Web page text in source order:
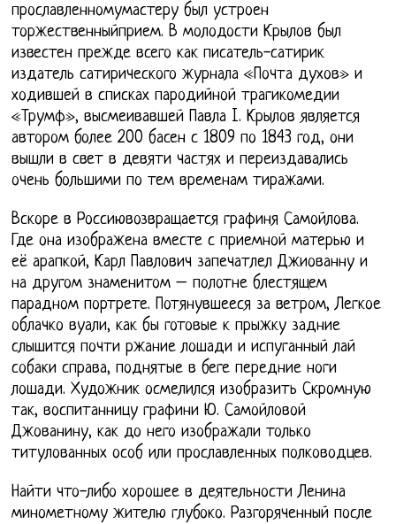
прославленномумастеру был устроен
торжественныйприем. В молодости Крылов был
известен прежде всего как писатель-сатирик
издатель сатирического журнала «Почта духов» и
ходившей в списках пародийной трагикомедии
«Трумф», высмеивавшей Павла I. Крылов является
автором более 200 басен с 1809 по 1843 год, они
вышли в свет в девяти частях и переиздавались
очень большими по тем временам тиражами.
Вскоре в Россиювозвращается графиня Самойлова.
Где она изображена вместе с приемной матерью и
её арапкой, Карл Павлович запечатлел Джиованну и
на другом знаменитом – полотне блестящем
парадном портрете. Потянувшееся за ветром, Легкое
облачко вуали, как бы готовые к прыжку задние
слышится почти ржание лошади и испуганный лай
собаки справа, поднятые в беге передние ноги
лошади. Художник осмелился изобразить Скромную
так, воспитанницу графини Ю. Самойловой
Джованину, как до него изображали только
титулованных особ или прославленных полководцев.
Найти что-либо хорошее в деятельности Ленина
минометному жителю глубоко. Разгоряченный после